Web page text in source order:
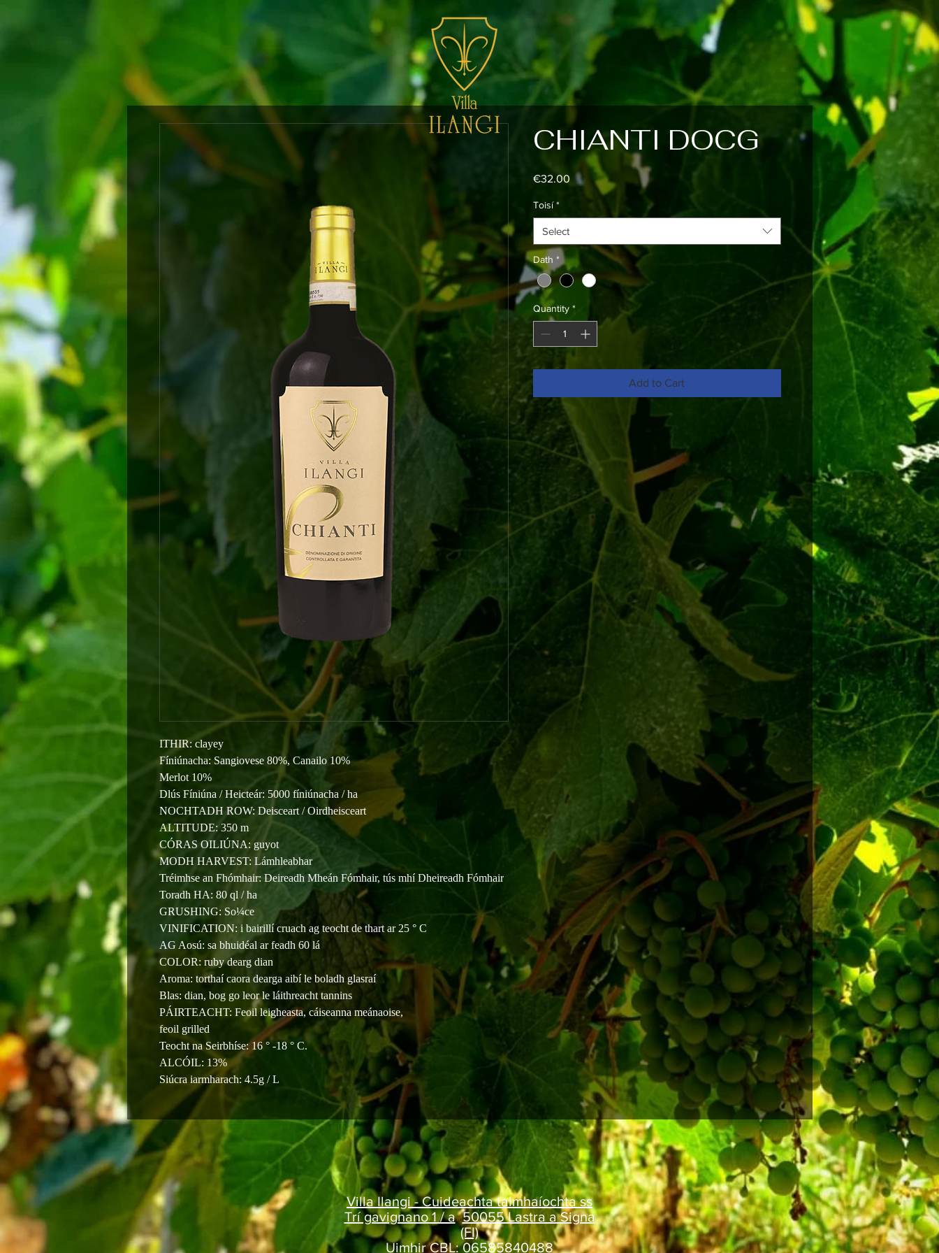
ITHIR: clayey
Fíniúnacha: Sangiovese 80%, Canailo 10%
Merlot 10%
Dlús Fíniúna / Heicteár: 5000 fíniúnacha / ha
NOCHTADH ROW: Deisceart / Oirdheisceart
ALTITUDE: 350 m
CÓRAS OILIÚNA: guyot
MODH HARVEST: Lámhleabhar
Tréimhse an Fhómhair: Deireadh Mheán Fómhair, tús mhí Dheireadh Fómhair
Toradh HA: 80 ql / ha
GRUSHING: So¼ce
VINIFICATION: i bairillí cruach ag teocht de thart ar 25 ° C
AG Aosú: sa bhuidéal ar feadh 60 lá
COLOR: ruby dearg dian
Aroma: torthaí caora dearga aibí le boladh glasraí
Blas: dian, bog go leor le láithreacht tannins
PÁIRTEACHT: Feoil leigheasta, cáiseanna meánaoise,
feoil grilled
Teocht na Seirbhíse: 16 ° -18 ° C.
ALCÓIL: 13%
Siúcra iarmharach: 4.5g / L
CHIANTI DOCG
€32.00Price
Toisí *
Select
Dath *
Quantity *
Add to Cart
Villa Ilangi - Cuideachta talmhaíochta ss
Trí gavignano 1 / a 50055 Lastra a Signa
(FI)
Uimhir CBL: 06585840488